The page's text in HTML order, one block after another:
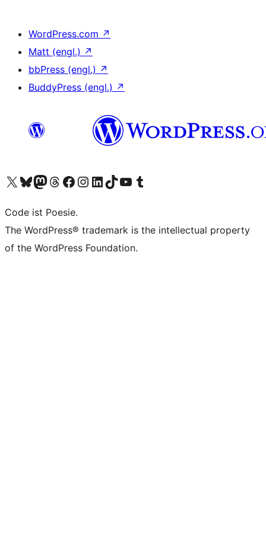
WordPress.com ↗
Matt (engl.) ↗
bbPress (engl.) ↗
BuddyPress (engl.) ↗
Unser X-Konto (früher Twitter) besuchen
Unser Bluesky-Konto besuchen
Unser Mastodon-Konto besuchen
Unser Threads-Konto besuchen
Unsere Facebook-Seite besuchen
Unser Instagram-Konto besuchen
Unser LinkedIn-Konto besuchen
Unser TikTok-Konto besuchen
Unseren YouTube-Kanal besuchen
Unser Tumblr-Konto besuchen
Code ist Poesie.
The WordPress® trademark is the intellectual property
of the WordPress Foundation.